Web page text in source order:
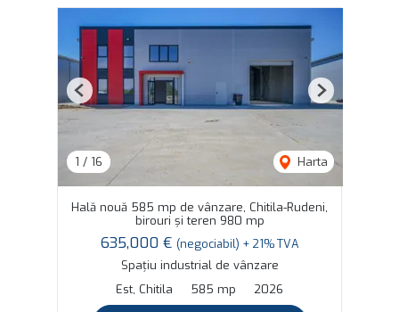
1 / 16 Harta
Previous Next
Hală nouă 585 mp de vânzare, Chitila-Rudeni,
birouri și teren 980 mp
635,000 € (negociabil) + 21% TVA
Spațiu industrial de vânzare
Est, Chitila
585 mp 2026